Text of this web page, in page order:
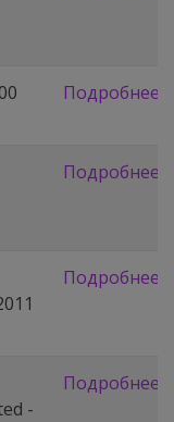
Подробнее
Подробнее
Подробнее
-
Подробнее